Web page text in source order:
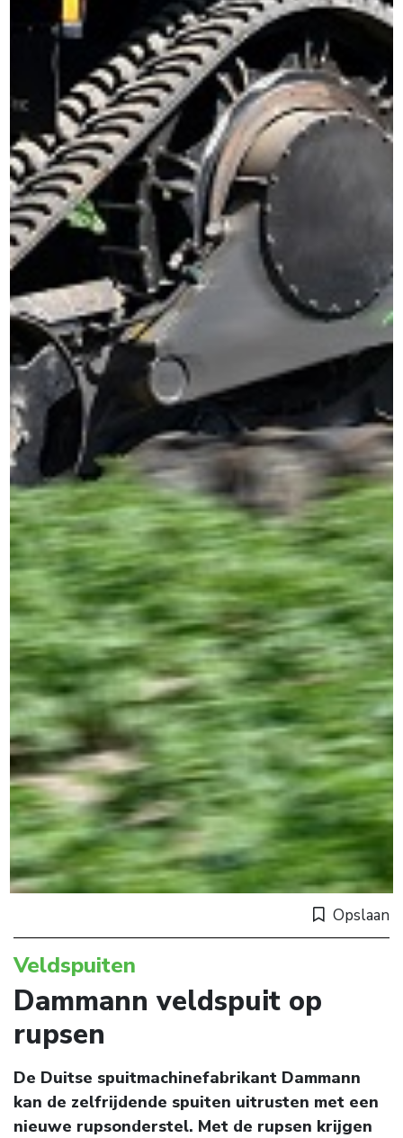
Opslaan
Veldspuiten
Dammann veldspuit op
rupsen
De Duitse spuitmachinefabrikant Dammann
kan de zelfrijdende spuiten uitrusten met een
nieuwe rupsonderstel. Met de rupsen krijgen